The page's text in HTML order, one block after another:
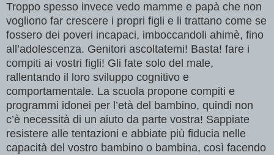
Troppo spesso invece vedo mamme e papà che non
vogliono far crescere i propri figli e li trattano come se
fossero dei poveri incapaci, imboccandoli ahimè, fino
all’adolescenza. Genitori ascoltatemi! Basta! fare i
compiti ai vostri figli! Gli fate solo del male,
rallentando il loro sviluppo cognitivo e
comportamentale. La scuola propone compiti e
programmi idonei per l’età del bambino, quindi non
c’è necessità di un aiuto da parte vostra! Sappiate
resistere alle tentazioni e abbiate più fiducia nelle
capacità del vostro bambino o bambina, così facendo